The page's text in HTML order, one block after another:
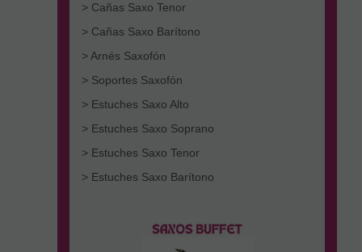
> Cañas Saxo Tenor
> Cañas Saxo Barítono
> Arnés Saxofón
> Soportes Saxofón
> Estuches Saxo Alto
> Estuches Saxo Soprano
> Estuches Saxo Tenor
> Estuches Saxo Barítono